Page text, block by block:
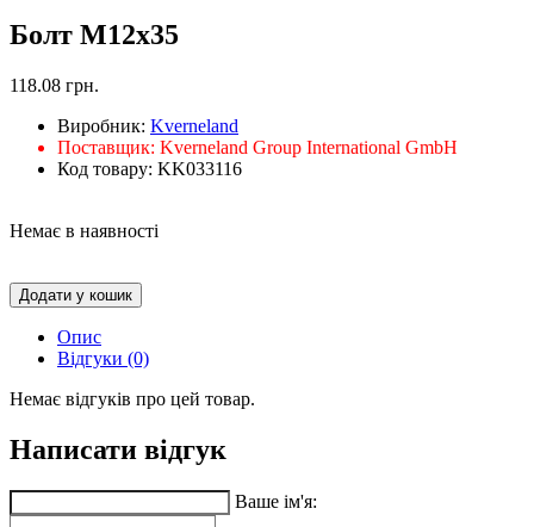
Болт М12х35
118.08 грн.
Виробник: Kverneland
Поставщик: Kverneland Group International GmbH
Код товару: KK033116
Немає в наявності
Додати у кошик
Опис
Відгуки (0)
Немає відгуків про цей товар.
Написати відгук
Ваше ім'я: